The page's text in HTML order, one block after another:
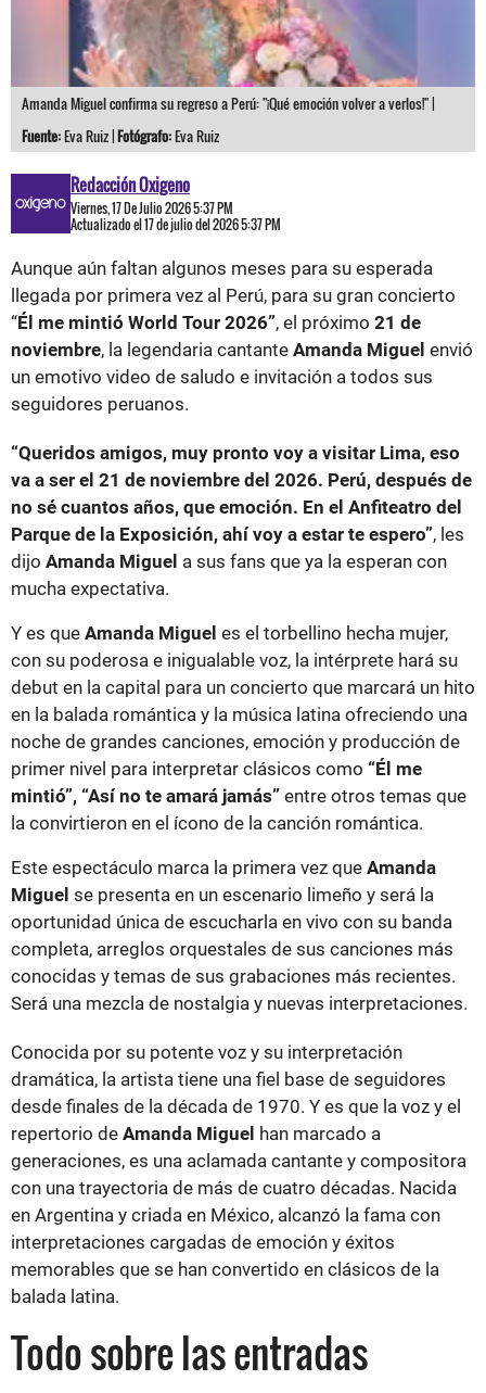
Amanda Miguel confirma su regreso a Perú: "¡Qué emoción volver a verlos!" |
Fuente:Eva Ruiz |Fotógrafo:Eva Ruiz
Redacción Oxigeno
Viernes, 17 De Julio 2026 5:37 PM
Actualizado el 17 de julio del 2026 5:37 PM
Aunque aún faltan algunos meses para su esperada
llegada por primera vez al Perú, para su gran concierto
“Él me mintió World Tour 2026”, el próximo 21 de
noviembre, la legendaria cantante Amanda Miguel envió
un emotivo video de saludo e invitación a todos sus
seguidores peruanos.
“Queridos amigos, muy pronto voy a visitar Lima, eso
va a ser el 21 de noviembre del 2026. Perú, después de
no sé cuantos años, que emoción. En el Anfiteatro del
Parque de la Exposición, ahí voy a estar te espero”, les
dijo Amanda Miguel a sus fans que ya la esperan con
mucha expectativa.
Y es que Amanda Miguel es el torbellino hecha mujer,
con su poderosa e inigualable voz, la intérprete hará su
debut en la capital para un concierto que marcará un hito
en la balada romántica y la música latina ofreciendo una
noche de grandes canciones, emoción y producción de
primer nivel para interpretar clásicos como “Él me
mintió”, “Así no te amará jamás” entre otros temas que
la convirtieron en el ícono de la canción romántica.
Este espectáculo marca la primera vez que Amanda
Miguel se presenta en un escenario limeño y será la
oportunidad única de escucharla en vivo con su banda
completa, arreglos orquestales de sus canciones más
conocidas y temas de sus grabaciones más recientes.
Será una mezcla de nostalgia y nuevas interpretaciones.
Conocida por su potente voz y su interpretación
dramática, la artista tiene una fiel base de seguidores
desde finales de la década de 1970. Y es que la voz y el
repertorio de Amanda Miguel han marcado a
generaciones, es una aclamada cantante y compositora
con una trayectoria de más de cuatro décadas. Nacida
en Argentina y criada en México, alcanzó la fama con
interpretaciones cargadas de emoción y éxitos
memorables que se han convertido en clásicos de la
balada latina.
Todo sobre las entradas